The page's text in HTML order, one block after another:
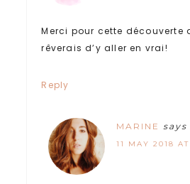
Merci pour cette découverte
rêverais d’y aller en vrai!
Reply
MARINE says
11 MAY 2018